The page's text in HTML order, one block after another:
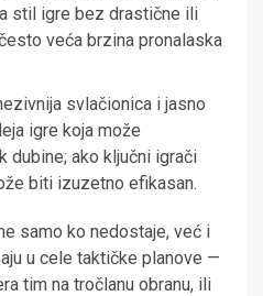
stil igre bez drastične ili
veća brzina pronalaska
svlačionica i jasno
igre koja može
dubine; ako ključni igrači
biti izuzetno efikasan.
samo ko nedostaje, već i
u cele taktičke planove —
tim na tročlanu obranu, ili